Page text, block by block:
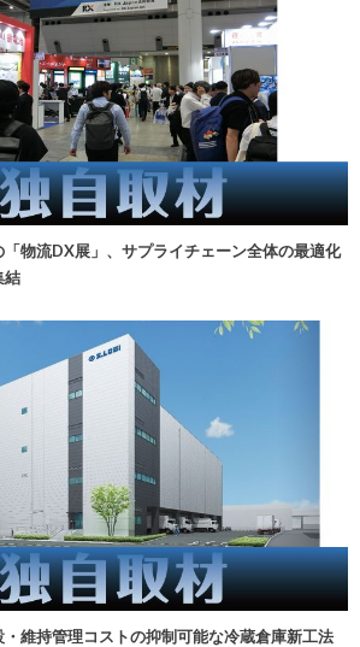
「物流DX展」、サプライチェーン全体の最適化
結
・維持管理コストの抑制可能な冷蔵倉庫新工法